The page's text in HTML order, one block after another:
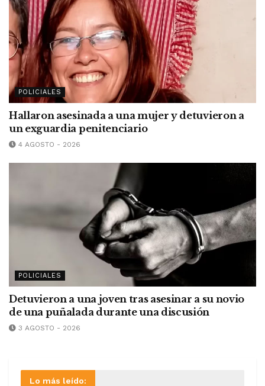
POLICIALES
Hallaron asesinada a una mujer y detuvieron a
un exguardia penitenciario
4 AGOSTO - 2026
POLICIALES
Detuvieron a una joven tras asesinar a su novio
de una puñalada durante una discusión
3 AGOSTO - 2026
Lo más leído: